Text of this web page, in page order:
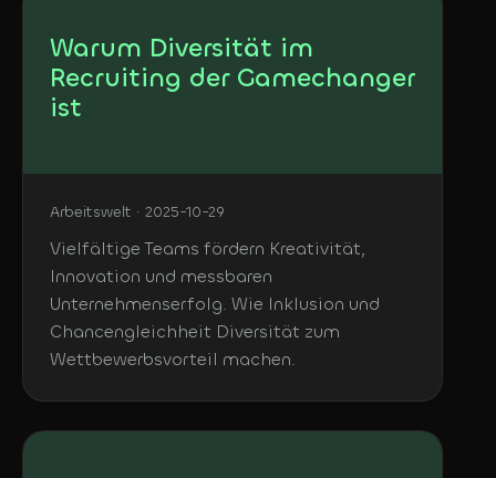
Warum Diversität im
Recruiting der Gamechanger
ist
Arbeitswelt · 2025-10-29
Vielfältige Teams fördern Kreativität,
Innovation und messbaren
Unternehmenserfolg. Wie Inklusion und
Chancengleichheit Diversität zum
Wettbewerbsvorteil machen.